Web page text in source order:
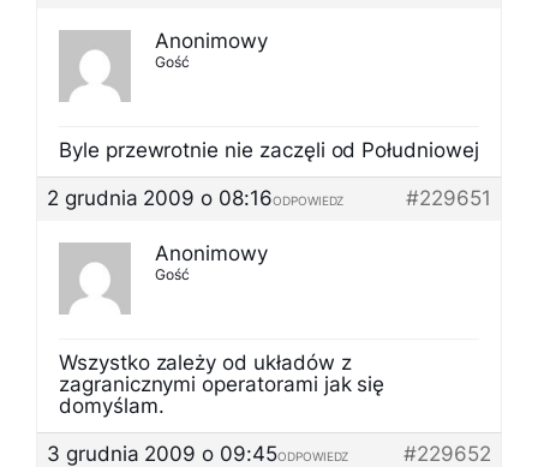
Anonimowy
Gość
Byle przewrotnie nie zaczęli od Południowej
2 grudnia 2009 o 08:16
#229651
ODPOWIEDZ
Anonimowy
Gość
Wszystko zależy od układów z
zagranicznymi operatorami jak się
domyślam.
3 grudnia 2009 o 09:45
#229652
ODPOWIEDZ